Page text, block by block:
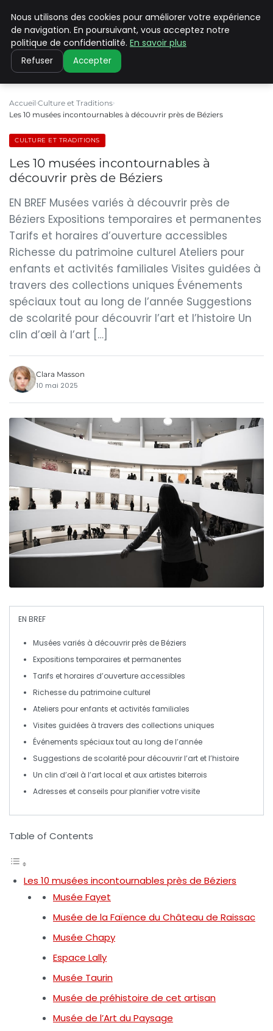
PILAT PATRIMOINES
Accueil Culture et Traditions
Les 10 musées incontournables à découvrir près de Béziers
CULTURE ET TRADITIONS
Les 10 musées incontournables à
découvrir près de Béziers
EN BREF Musées variés à découvrir près de
Béziers Expositions temporaires et permanentes
Tarifs et horaires d’ouverture accessibles
Richesse du patrimoine culturel Ateliers pour
enfants et activités familiales Visites guidées à
travers des collections uniques Événements
spéciaux tout au long de l’année Suggestions
de scolarité pour découvrir l’art et l’histoire Un
clin d’œil à l’art […]
Clara Masson
10 mai 2025
EN BREF
Musées variés à découvrir près de Béziers
Expositions temporaires etpermanentes
Tarifs ethoraires d’ouverture accessibles
Richesse du patrimoine culturel
Ateliers pour enfants et activités familiales
Visites guidées à travers des collections uniques
Événements spéciaux tout au long de l’année
Suggestions de scolaritépour découvrir l’art et l’histoire
Un clin d’œil à l’art local et aux artistes biterrois
Adresses et conseils pour planifier votrevisite
Table of Contents
Les 10 musées incontournables près de Béziers
Musée Fayet
Musée de la Faïence du Château de Raissac
Musée Chapy
Espace Lally
Musée Taurin
Musée de préhistoire de cet artisan
Musée de l’Art du Paysage
Nous utilisons des cookies pour améliorer votre expérience
de navigation. En poursuivant, vous acceptez notre
politique de confidentialité. En savoir plus
Refuser Accepter